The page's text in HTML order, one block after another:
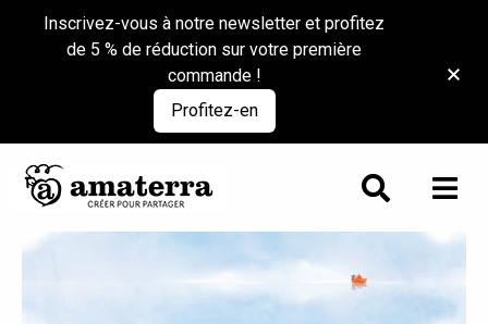
Inscrivez-vous à notre newsletter et profitez
de 5 % de réduction sur votre première
commande !
Profitez-en